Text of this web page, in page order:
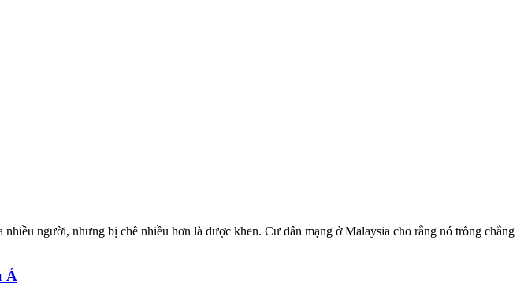
người, nhưng bị chê nhiều hơn là được khen. Cư dân mạng ở Malaysia cho rằng nó trông chẳng
Á